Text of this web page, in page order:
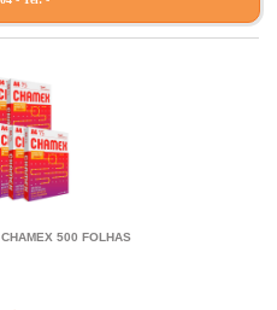
500 FOLHAS